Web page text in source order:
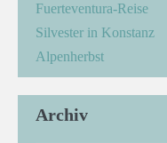
Fuerteventura-Reise
Silvester in Konstanz
Alpenherbst
Archiv